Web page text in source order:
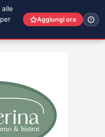
alle
Aggiungi ora